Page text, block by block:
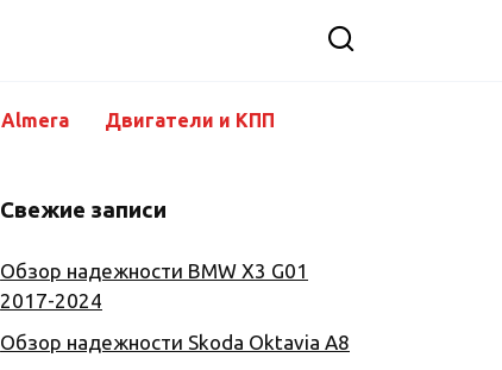
Almera Двигатели и КПП
Свежие записи
Обзор надежности BMW X3 G01
2017-2024
Обзор надежности Skoda Oktavia A8